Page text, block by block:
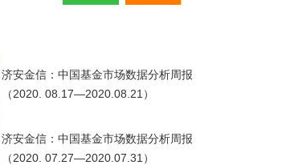
济安金信：中国基金市场数据分析周报
（2020. 08.17—2020.08.21）
济安金信：中国基金市场数据分析周报
（2020. 07.27—2020.07.31）